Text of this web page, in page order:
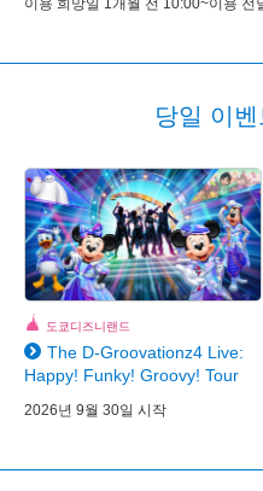
이용 희망일 1개월 전 10:00~이용 전
당일 이
도쿄디즈니랜드
The D-Groovationz4 Live:
Happy! Funky! Groovy! Tour
2026년 9월 30일 시작